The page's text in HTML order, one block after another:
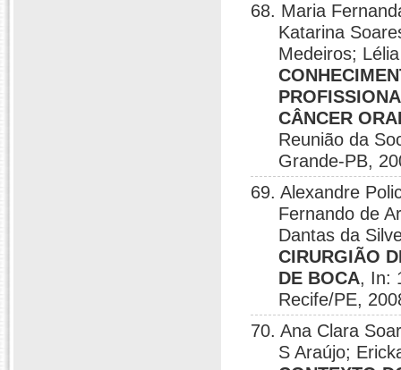
68. Maria
Katarina
Medeiros;
CÂNCER
Reunião da
Grande-PB,
69. Alexandre
Fernando de
Dantas da
CIRURGIÃO
DE BOCA, In:
Recife/PE,
70. Ana Clara
S Araújo;